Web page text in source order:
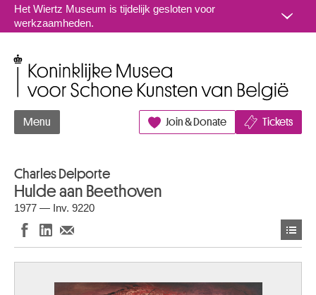
Naar inhoud
Het Wiertz Museum is tijdelijk gesloten voor
werkzaamheden.
Menu Join & Donate Tickets
Charles Delporte
Hulde aan Beethoven
1977 — Inv. 9220